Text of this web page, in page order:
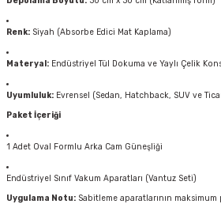
Renk: Siyah (Absorbe Edici Mat Kaplama)
Materyal: Endüstriyel Tül Dokuma ve Yaylı Çelik
Uyumluluk: Evrensel (Sedan, Hatchback, SUV ve
Paket İçeriği
1 Adet Oval Formlu Arka Cam Güneşliği
Endüstriyel Sınıf Vakum Aparatları (Vantuz Seti)
Uygulama Notu: Sabitleme aparatlarının